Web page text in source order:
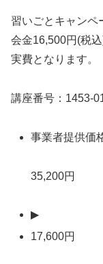
習いごとキャンペ
会金16,500円(税
実費となります。
講座番号：1453-
事業者提供価
35,200円
▶
17,600円